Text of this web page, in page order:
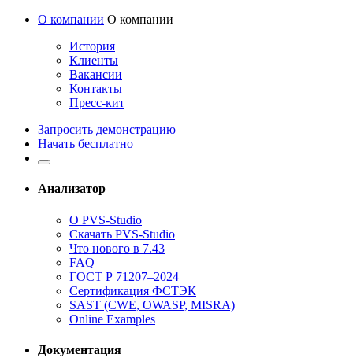
О компании О компании
История
Клиенты
Вакансии
Контакты
Пресс-кит
Запросить демонстрацию
Начать бесплатно
Анализатор
О PVS-Studio
Скачать PVS-Studio
Что нового в 7.43
FAQ
ГОСТ Р 71207–2024
Сертификация ФСТЭК
SAST (CWE, OWASP, MISRA)
Online Examples
Документация